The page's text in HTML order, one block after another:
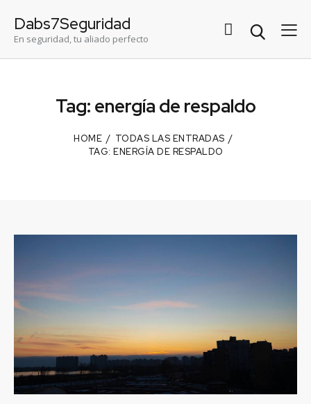
Dabs7Seguridad
En seguridad, tu aliado perfecto
Tag: energía de respaldo
HOME
TODAS LAS ENTRADAS
TAG: ENERGÍA DE RESPALDO